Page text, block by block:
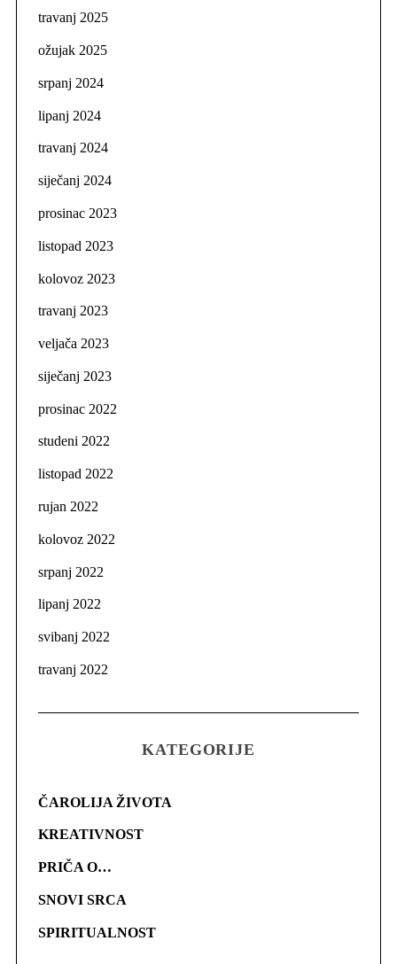
travanj 2025
ožujak 2025
srpanj 2024
lipanj 2024
travanj 2024
siječanj 2024
prosinac 2023
listopad 2023
kolovoz 2023
travanj 2023
veljača 2023
siječanj 2023
prosinac 2022
studeni 2022
listopad 2022
rujan 2022
kolovoz 2022
srpanj 2022
lipanj 2022
svibanj 2022
travanj 2022
KATEGORIJE
ČAROLIJA ŽIVOTA
KREATIVNOST
PRIČA O…
SNOVI SRCA
SPIRITUALNOST